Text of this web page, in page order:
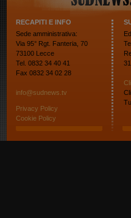
RECAPITI E INFO
Sede amministrativa:
Via 95° Rgt. Fanteria, 70
73100 Lecce
Tel. 0832 34 40 41
Fax 0832 34 02 28
info@sudnews.tv
Privacy Policy
Cookie Policy